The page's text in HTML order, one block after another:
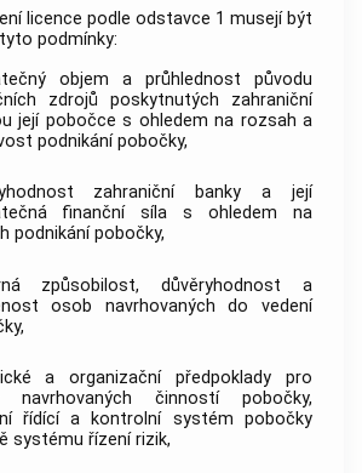
licence podle odstavce 1 musejí být
podmínky:
objem a průhlednost původu
zdrojů poskytnutých zahraniční
její pobočce s ohledem na rozsah a
podnikání pobočky,
zahraniční banky a její
finanční síla s ohledem na
podnikání pobočky,
způsobilost, důvěryhodnost a
osob navrhovaných do vedení
a organizační předpoklady pro
navrhovaných činností pobočky,
řídící a kontrolní systém pobočky
systému řízení rizik,